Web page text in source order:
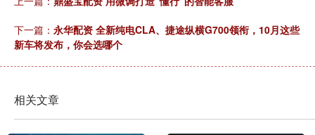
下一篇： 永华配资 全新纯电CLA、捷途纵横G700领衔，10月这些
新车将发布，你会选哪个
相关文章